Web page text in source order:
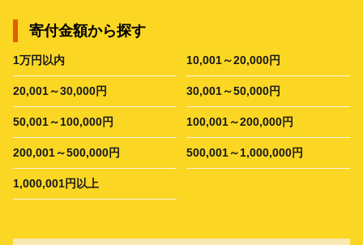
寄付金額から探す
1万円以内 10,001～20,000円
20,001～30,000円 30,001～50,000円
50,001～100,000円 100,001～200,000円
200,001～500,000円 500,001～1,000,000円
1,000,001円以上